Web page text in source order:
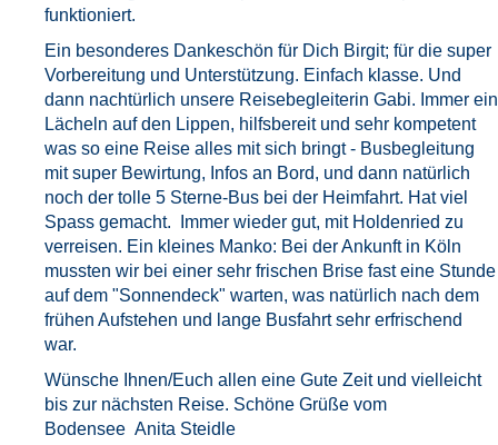
funktioniert.
Ein besonderes Dankeschön für Dich Birgit; für die super
Vorbereitung und Unterstützung. Einfach klasse. Und
dann nachtürlich unsere Reisebegleiterin Gabi. Immer ein
Lächeln auf den Lippen, hilfsbereit und sehr kompetent
was so eine Reise alles mit sich bringt - Busbegleitung
mit super Bewirtung, Infos an Bord, und dann natürlich
noch der tolle 5 Sterne-Bus bei der Heimfahrt. Hat viel
Spass gemacht. Immer wieder gut, mit Holdenried zu
verreisen. Ein kleines Manko: Bei der Ankunft in Köln
mussten wir bei einer sehr frischen Brise fast eine Stunde
auf dem "Sonnendeck" warten, was natürlich nach dem
frühen Aufstehen und lange Busfahrt sehr erfrischend
war.
Wünsche Ihnen/Euch allen eine Gute Zeit und vielleicht
bis zur nächsten Reise. Schöne Grüße vom
Bodensee Anita Steidle